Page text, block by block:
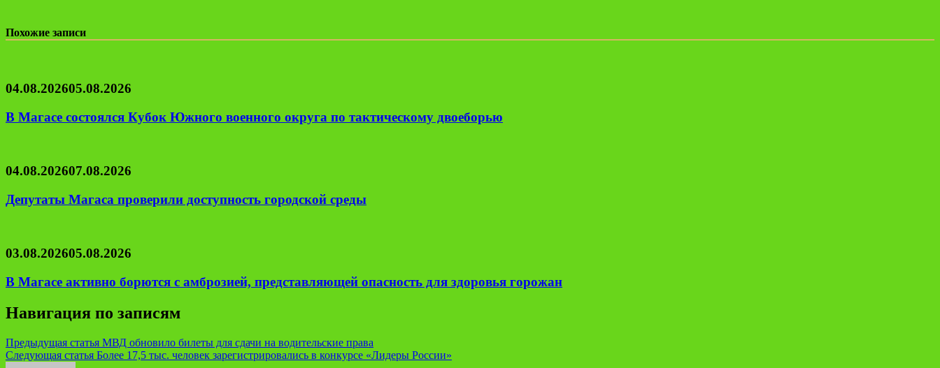
Похожие записи
04.08.202605.08.2026
В Магасе состоялся Кубок Южного военного округа по тактическому двоеборью
04.08.202607.08.2026
Депутаты Магаса проверили доступность городской среды
03.08.202605.08.2026
В Магасе активно борются с амброзией, представляющей опасность для здоровья горожан
Навигация по записям
Предыдущая статья МВД обновило билеты для сдачи на водительские права
Следующая статья Более 17,5 тыс. человек зарегистрировались в конкурсе «Лидеры России»